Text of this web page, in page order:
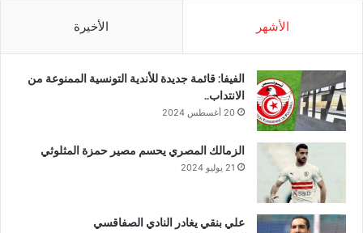
الأشهر الأخيرة
الفيفا: قائمة جديدة للأندية التونسية الممنوعة من
الانتداب..
20 أغسطس 2024
الزمالك المصري يحسم مصير حمزة المثلوثي
21 يوليو 2024
علي بنقي يغادر النادي الصفاقسي